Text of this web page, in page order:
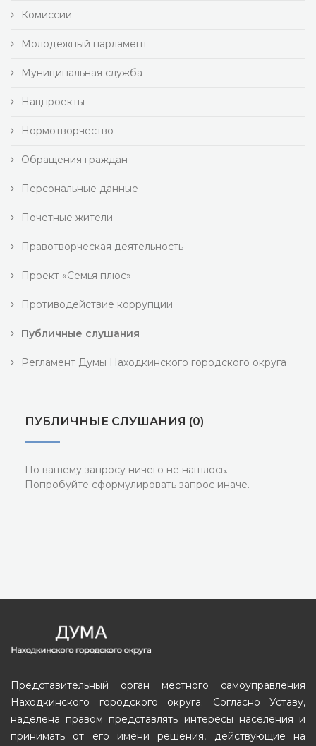
Комиссии
Молодежный парламент
Муниципальная служба
Нацпроекты
Нормотворчество
Обращения граждан
Персональные данные
Почетные жители
Правотворческая деятельность
Проект «Семья плюс»
Противодействие коррупции
Публичные слушания
Регламент Думы Находкинского городского округа
ПУБЛИЧНЫЕ СЛУШАНИЯ (0)
По вашему запросу ничего не нашлось.
Попробуйте сформулировать запрос иначе.
Представительный орган местного самоуправления
Находкинского городского округа. Согласно Уставу,
наделена правом представлять интересы населения и
принимать от его имени решения, действующие на